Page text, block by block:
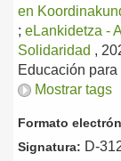
en
; eLankidetza -
Solidaridad ,
Educación
Mostrar tags
Formato
Signatura: D-